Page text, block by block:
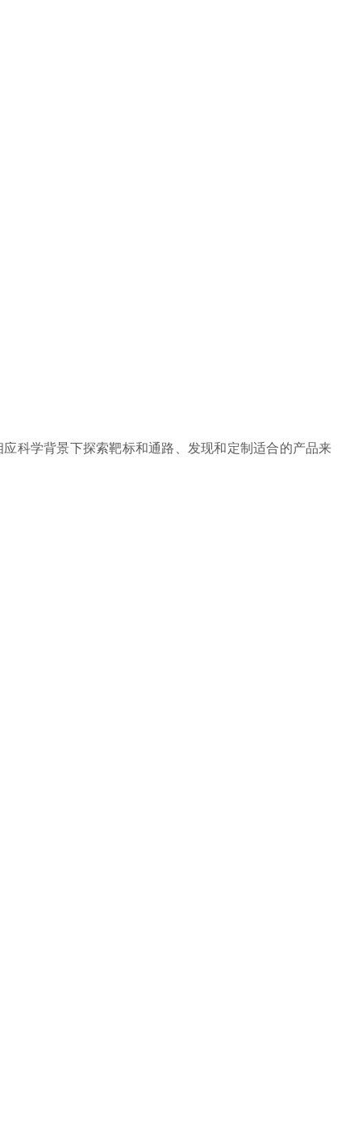
科学背景下探索靶标和通路、发现和定制适合的产品来